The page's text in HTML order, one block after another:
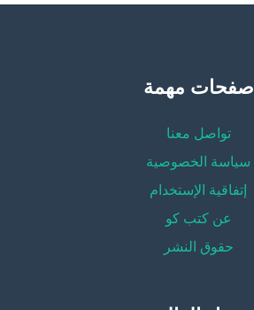
صفحات مهمة
تواصل معنا
سياسة الخصوصية
إتفاقية الإستخدام
عن كتب كو
حقوق النشر